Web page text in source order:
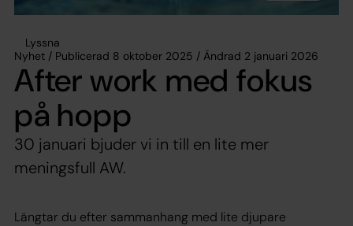
Lyssna
Nyhet / Publicerad 8 oktober 2025 / Ändrad 2 januari 2026
After work med fokus
på hopp
30 januari bjuder vi in till en lite mer
meningsfull AW.
Längtar du efter sammanhang med lite djupare